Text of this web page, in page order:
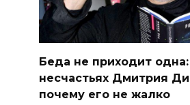
Беда не приходит
несчастьях Дмитрия
почему его не жалко